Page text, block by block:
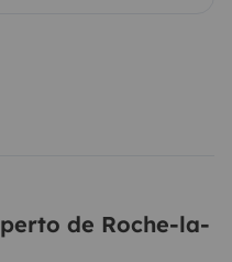
de Roche-la-